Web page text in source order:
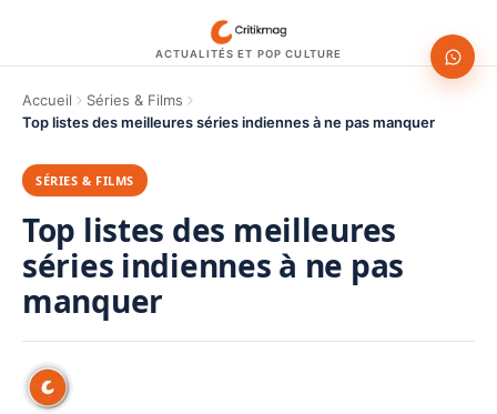
ACTUALITÉS ET POP CULTURE
Accueil
Séries & Films
Top listes des meilleures séries indiennes à ne pas manquer
SÉRIES & FILMS
Top listes des meilleures
séries indiennes à ne pas
manquer